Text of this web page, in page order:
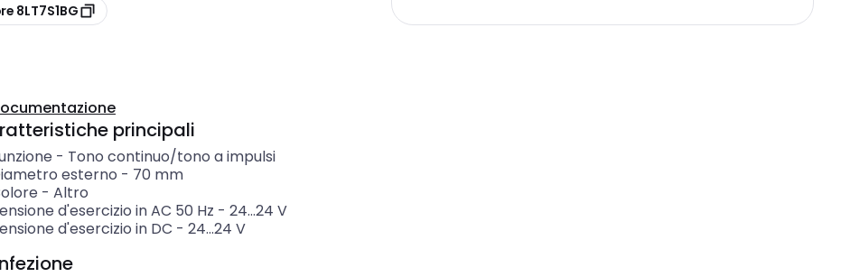
8LT7S1BG
principali
- Tono continuo/tono a impulsi
esterno - 70 mm
- Altro
d'esercizio in AC 50 Hz - 24...24 V
d'esercizio in DC - 24...24 V